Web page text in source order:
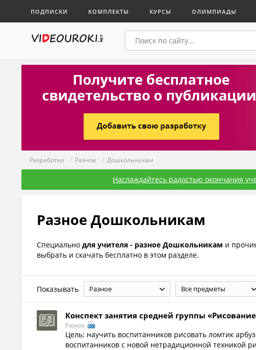
ПОДПИСКИ КОМПЛЕКТЫ КУРСЫ ОЛИМПИАДЫ
Разработки / Разное / Дошкольникам
Наслаждайтесь радостью окончания
Разное Дошкольникам
Специально для учителя - разное Дошкольникам и
выбрать и скачать бесплатно в этом разделе.
Показывать Разное Все предметы
Конспект занятия средней группы
Разное
Цель: научить воспитанников рисовать ломтик
воспитанников с новой нетрадиционной техникой